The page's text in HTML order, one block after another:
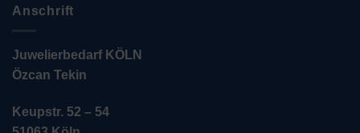
Anschrift
Juwelierbedarf KÖLN
Özcan Tekin
Keupstr. 52 – 54